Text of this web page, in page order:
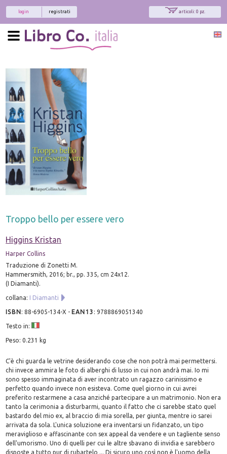
articoli: 0 pz.
registrati
login
Troppo bello per essere vero
Higgins Kristan
Harper Collins
Traduzione di Zonetti M.
Hammersmith, 2016; br., pp. 335, cm 24x12.
(I Diamanti).
collana: I Diamanti
ISBN:88-6905-134-X - EAN13 :9788869051340
Testo in:
Peso: 0.231 kg
C'è chi guarda le vetrine desiderando cose che non potrà mai permettersi.
chi invece ammira le foto di alberghi di lusso in cui non andrà mai. Io mi
sono spesso immaginata di aver incontrato un ragazzo carinissimo e
perfetto quando invece non esisteva. Come quel giorno in cui avrei
preferito restarmene a casa anziché partecipare a un matrimonio. Non era
tanto la cerimonia a disturbarmi, quanto il fatto che ci sarebbe stato quel
bastardo del mio ex, al braccio di mia sorella, per giunta, mentre io sarei
arrivata da sola. L'unica soluzione era inventarsi un fidanzato, un tipo
meraviglioso e affascinante con sex appeal da vendere e un tagliente senso
dell'umorismo. Uno di quelli per cui le altre sbavano di invidia e sarebbero
disposte a tutto pur di rubartelo ... Di sicuro uno così non è l'uomo della